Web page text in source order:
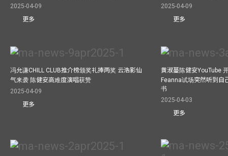
2025-04-09
更多
2025-04-09
更多
冯允谦CHILL CLUB推介榜颁奖礼捧两奖 云浩影仙
气来袭 陈健安高难度演唱获赞
2025-04-09
更多
黄淑蔓陈健安YouTube
Feanna试场突然听到自
书
2025-04-03
更多